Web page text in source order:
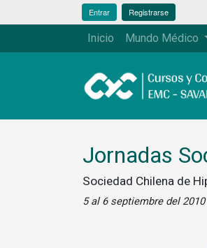
Entrar Registrarse
Inicio Mundo Médico
Jornadas
Sociedad Chilena de
5 al 6 septiembre del